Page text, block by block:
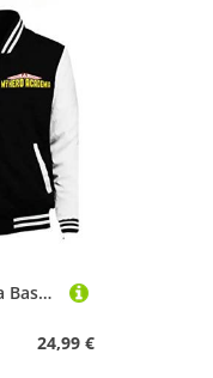
zhedu My Hero Academia Baseballuniform Hoodie Japan Anime Trainingsanzug Männer Bomberjacke Winter Streetwear Harajuku (L,Color 04)
24,99 €